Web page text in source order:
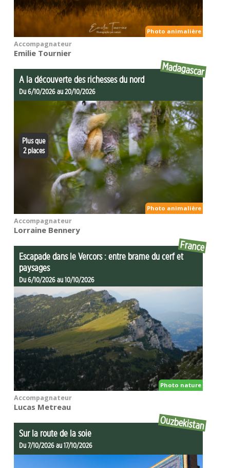
Photo animalière
Accompagnateur
Emilie Tournier
A la découverte des richesses du nord
Madagascar
Du 6/10/2026 au 20/10/2026
Photo animalière
Plus que
2 places
Accompagnateur
Lorraine Bennery
Escapade dans le Vercors : entre brame du cerf et
paysages
France
Du 6/10/2026 au 10/10/2026
Photo nature
Accompagnateur
Lucas Metreau
Sur la route de la soie
Ouzbekistan
Du 7/10/2026 au 17/10/2026